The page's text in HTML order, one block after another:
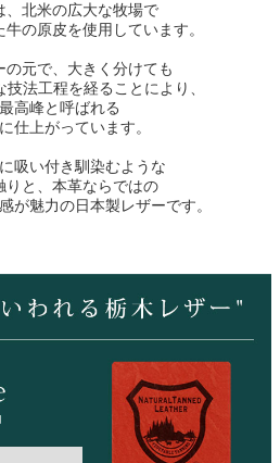
、北米の広大な牧場で
の原皮を使用しています。
の元で、大きく分けても
法工程を経ることにより、
高峰と呼ばれる
仕上がっています。
吸い付き馴染むような
りと、本革ならではの
が魅力の日本製レザーです。